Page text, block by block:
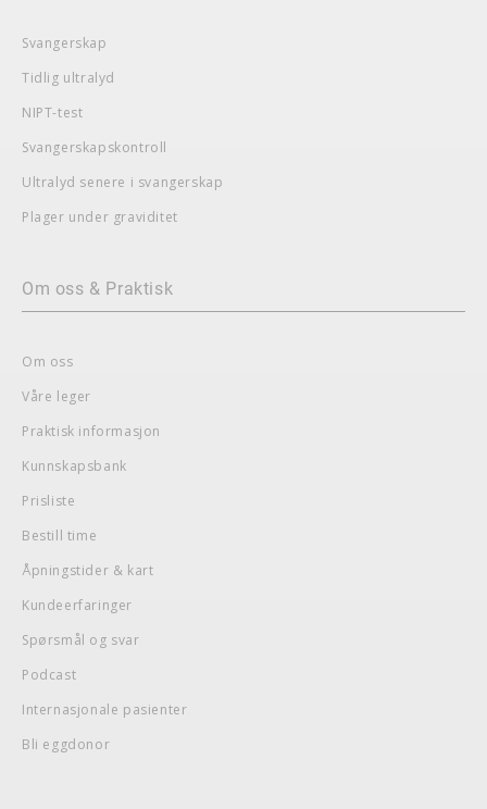
Svangerskap
Tidlig ultralyd
NIPT-test
Svangerskapskontroll
Ultralyd senere i svangerskap
Plager under graviditet
Om oss & Praktisk
Om oss
Våre leger
Praktisk informasjon
Kunnskapsbank
Prisliste
Bestill time
Åpningstider & kart
Kundeerfaringer
Spørsmål og svar
Podcast
Internasjonale pasienter
Bli eggdonor